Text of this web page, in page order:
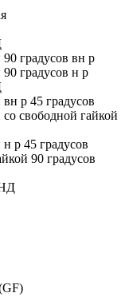
градусов вн р
градусов н р
р 45 градусов
свободной гайкой
р 45 градусов
90 градусов